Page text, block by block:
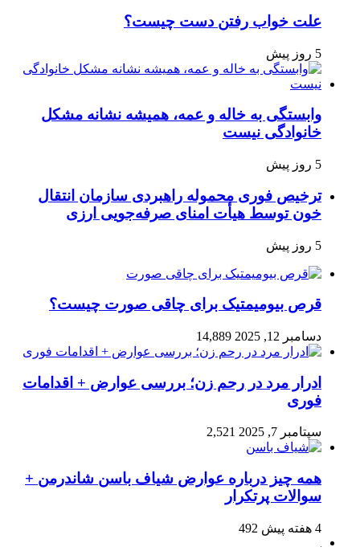
علت خواب رفتن دست چیست؟
5 روز پیش
وابستگی به خاله و عمه، همیشه نشانه مشکل
خانوادگی نیست
5 روز پیش
ترخیص فوری محموله راهبردی سازمان انتقال
خون توسط هیأت امنای صرفه‌جویی ارزی
5 روز پیش
قرص بیومیمتیک برای چاقی صورت چیست؟
دسامبر 12, 2025 14,889
ادرار مرد در رحم زن؛ بررسی عوارض + اقدامات
فوری
سپتامبر 7, 2025 2,521
همه چیز درباره عوارض شیاف باسن شاندرمن +
سوالات پرتکرار
4 هفته پیش 492